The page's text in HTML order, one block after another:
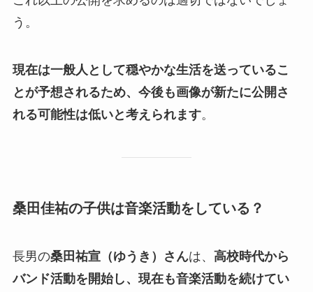
う。
現在は一般人として穏やかな生活を送っているこ
とが予想されるため、今後も画像が新たに公開さ
れる可能性は低いと考えられます。
桑田佳祐の子供は音楽活動をしている？
長男の桑田祐宣（ゆうき）さんは、 高校時代から
バンド活動を開始し、現在も音楽活動を続けてい